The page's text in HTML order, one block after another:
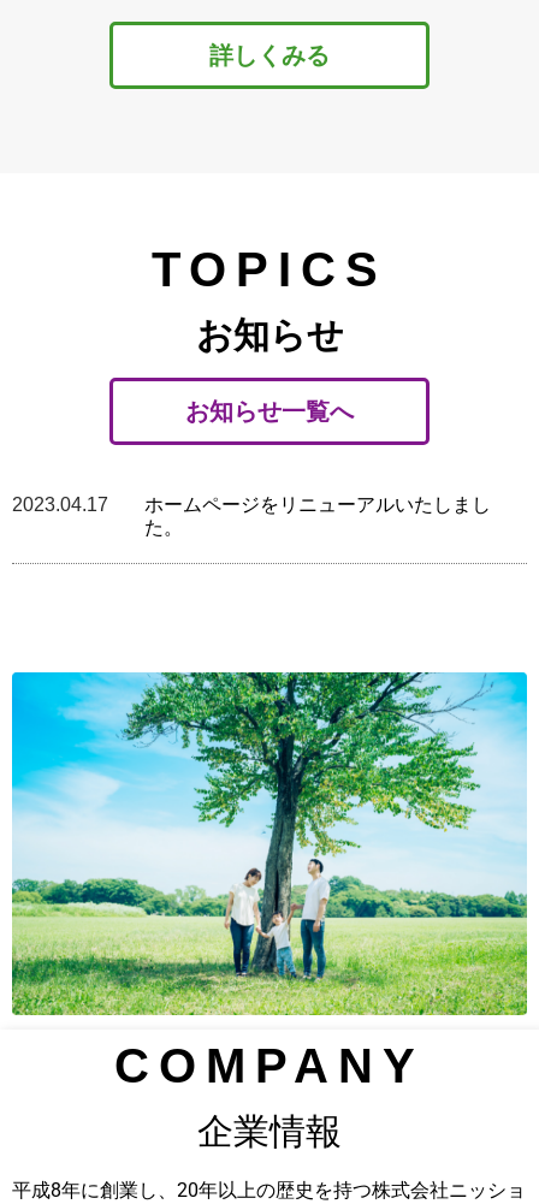
詳しくみる
TOPICS
お知らせ
お知らせ一覧へ
2023.04.17
ホームページをリニューアルいたしまし
た。
COMPANY
企業情報
平成8年に創業し、20年以上の歴史を持つ株式会社ニッショ